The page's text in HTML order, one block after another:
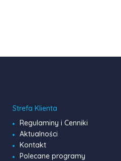
w której dzieci
bezpieczny, kreatywny i
Strefa Klienta
Regulaminy i Cenniki
Aktualności
Kontakt
Polecane programy